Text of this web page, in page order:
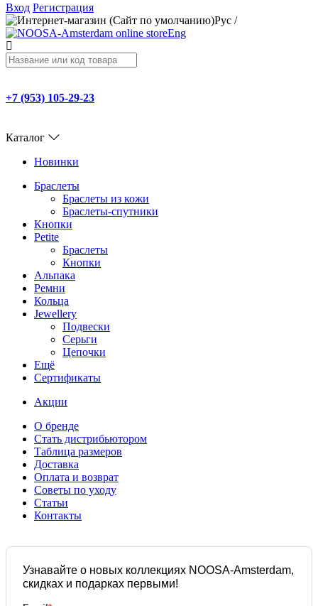
Вход Регистрация
Рус /
Eng
+7 (953) 105-29-23
Каталог
Новинки
Браслеты
Браслеты из кожи
Браслеты-спутники
Кнопки
Petite
Браслеты
Кнопки
Альпака
Ремни
Кольца
Jewellery
Подвески
Серьги
Цепочки
Ещё
Сертификаты
Акции
О бренде
Стать дистрибьютором
Таблица размеров
Доставка
Оплата и возврат
Советы по уходу
Статьи
Контакты
Узнавайте о новых коллекциях NOOSA-Amsterdam,
скидках и подарках первыми!